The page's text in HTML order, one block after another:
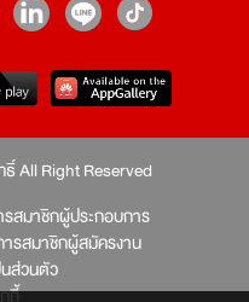
All Right Reserved
รสมาชิกผู้ประกอบการ
ารสมาชิกผู้สมัครงาน
ส่วนตัว